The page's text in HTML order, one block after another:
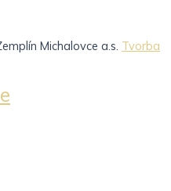
Michalovce a.s. Tvorba